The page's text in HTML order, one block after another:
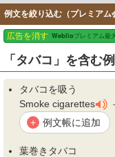
例文を絞り込む（プレミアム
「タバコ」を含む
タバコを吸う
Smoke cigarettes
+ 例文帳に追加
葉巻き タバコ